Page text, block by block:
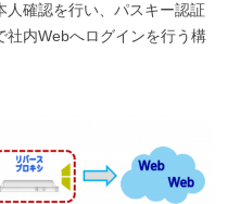
人確認を行い、パスキー認証
社内Webへログインを行う構